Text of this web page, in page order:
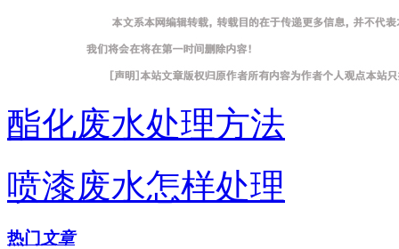
酯化废水处理方法
喷漆废水怎样处理
热门 文章